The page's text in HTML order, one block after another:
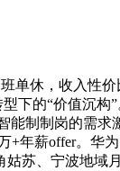
单休，收入性价
下的“价值沉
制制岗的需
+年薪offer。华
苏、宁波地域